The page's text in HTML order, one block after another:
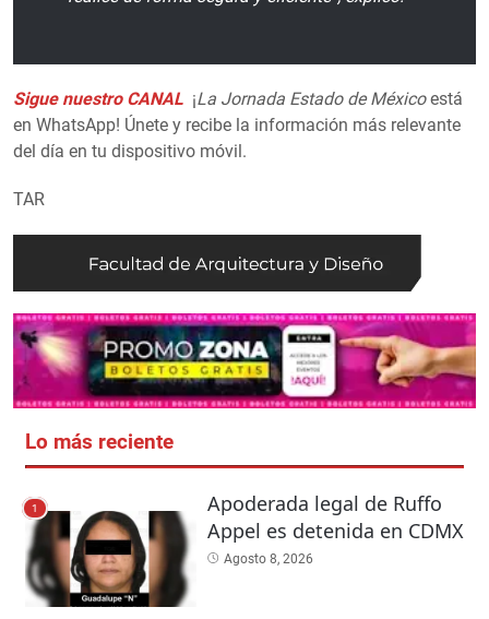
Sigue nuestro CANAL ¡La Jornada Estado de Méxicoestá
en WhatsApp! Únete y recibe la información más relevante
del día en tu dispositivo móvil.
TAR
Lo más reciente
1
Apoderada legal de Ruffo
Appel es detenida en CDMX
Agosto 8, 2026